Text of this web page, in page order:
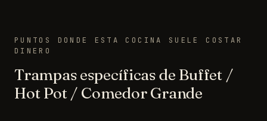
PUNTOS DONDE ESTA COCINA SUELE COSTAR
DINERO
Trampas específicas de Buffet /
Hot Pot / Comedor Grande